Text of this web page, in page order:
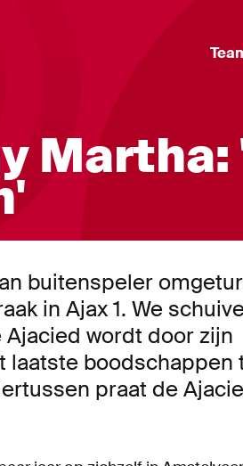
Martha:
buitenspeler
in Ajax 1. We
wordt door zijn
laatste boodschappen
praat de